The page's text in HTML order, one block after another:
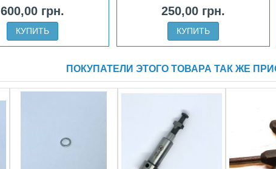
600,00 грн.
КУПИТЬ
250,00 грн.
КУПИТЬ
ПОКУПАТЕЛИ ЭТОГО ТОВАРА ТАК ЖЕ